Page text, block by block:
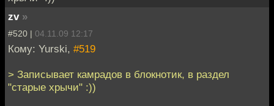
zv »
#520 | 04.11.09 12:17
Кому: Yurski, #519
> Записывает камрадов в блокнотик, в раздел
"старые хрычи" :))